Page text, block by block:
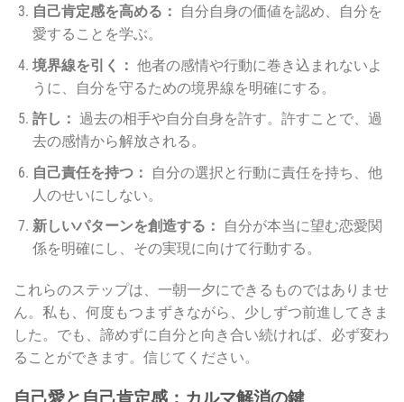
自己肯定感を高める：
自分自身の価値を認め、自分を
愛することを学ぶ。
境界線を引く： 他者の感情や行動に巻き込まれないよ
うに、自分を守るための境界線を明確にする。
許し： 過去の相手や自分自身を許す。許すことで、過
去の感情から解放される。
自己責任を持つ：
自分の選択と行動に責任を持ち、他
人のせいにしない。
新しいパターンを創造する：
自分が本当に望む恋愛関
係を明確にし、その実現に向けて行動する。
これらのステップは、一朝一夕にできるものではありませ
ん。私も、何度もつまずきながら、少しずつ前進してきま
した。でも、諦めずに自分と向き合い続ければ、必ず変わ
ることができます。信じてください。